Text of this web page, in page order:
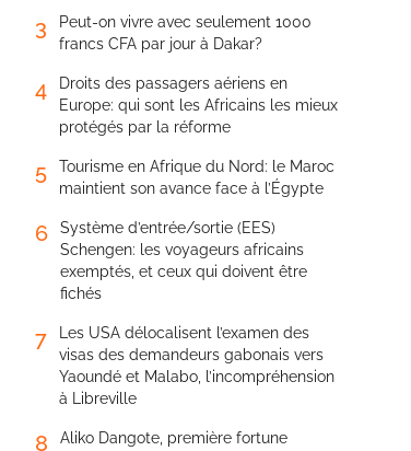
3
Peut-on vivre avec seulement 1000
francs CFA par jour à Dakar?
4
Droits des passagers aériens en
Europe: qui sont les Africains les mieux
protégés par la réforme
5
Tourisme en Afrique du Nord: le Maroc
maintient son avance face à l’Égypte
6
Système d’entrée/sortie (EES)
Schengen: les voyageurs africains
exemptés, et ceux qui doivent être
fichés
7
Les USA délocalisent l’examen des
visas des demandeurs gabonais vers
Yaoundé et Malabo, l’incompréhension
à Libreville
8
Aliko Dangote, première fortune